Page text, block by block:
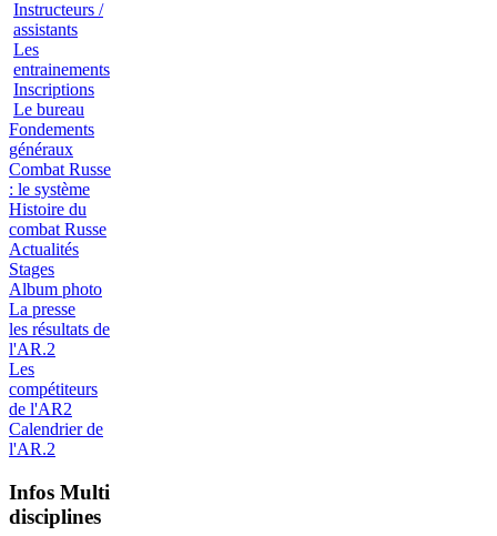
Instructeurs /
assistants
Les
entrainements
Inscriptions
Le bureau
Fondements
généraux
Combat Russe
: le système
Histoire du
combat Russe
Actualités
Stages
Album photo
La presse
les résultats de
l'AR.2
Les
compétiteurs
de l'AR2
Calendrier de
l'AR.2
Infos Multi
disciplines